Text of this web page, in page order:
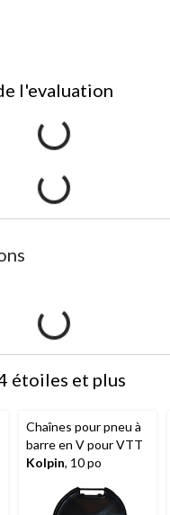
l'evaluation
étoiles et plus
Chaînes pour pneu à
barre en V pour VTT
Kolpin, 10 po